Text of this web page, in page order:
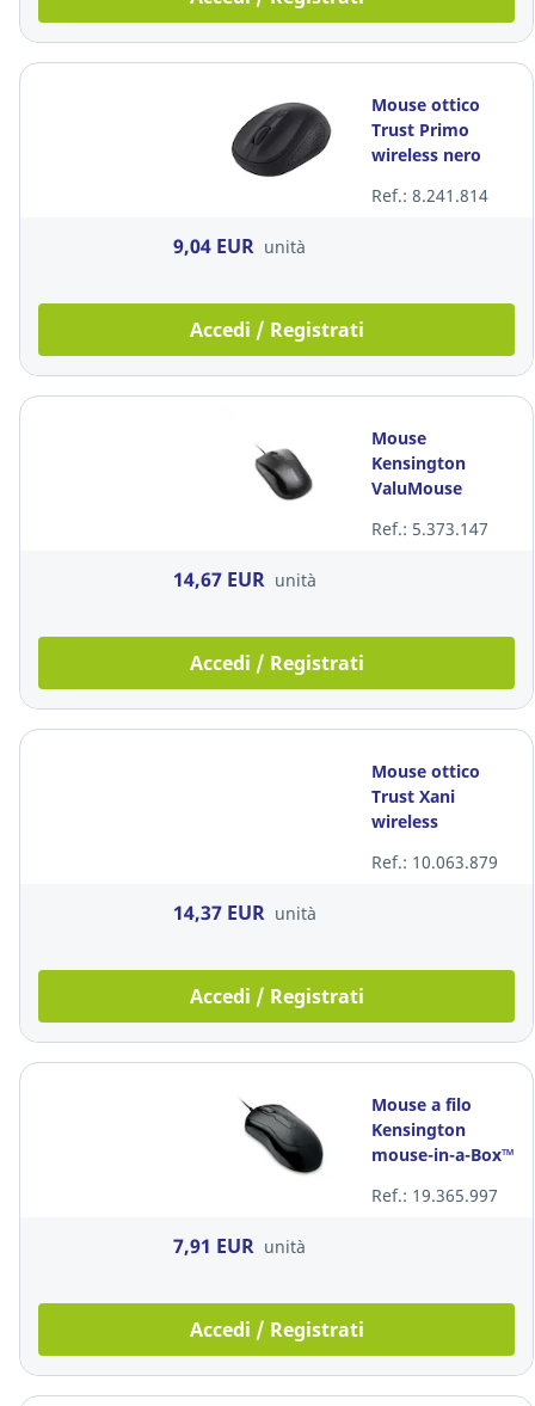
Mouse ottico
Trust Primo
wireless nero
Ref.: 8.241.814
9,04 EUR unità
Accedi / Registrati
Mouse
Kensington
ValuMouse
ambidestra
Ref.: 5.373.147
14,67 EUR unità
Accedi / Registrati
Mouse ottico
Trust Xani
wireless
Ref.: 10.063.879
14,37 EUR unità
Accedi / Registrati
Mouse a filo
Kensington
mouse-in-a-Box™
Ref.: 19.365.997
7,91 EUR unità
Accedi / Registrati